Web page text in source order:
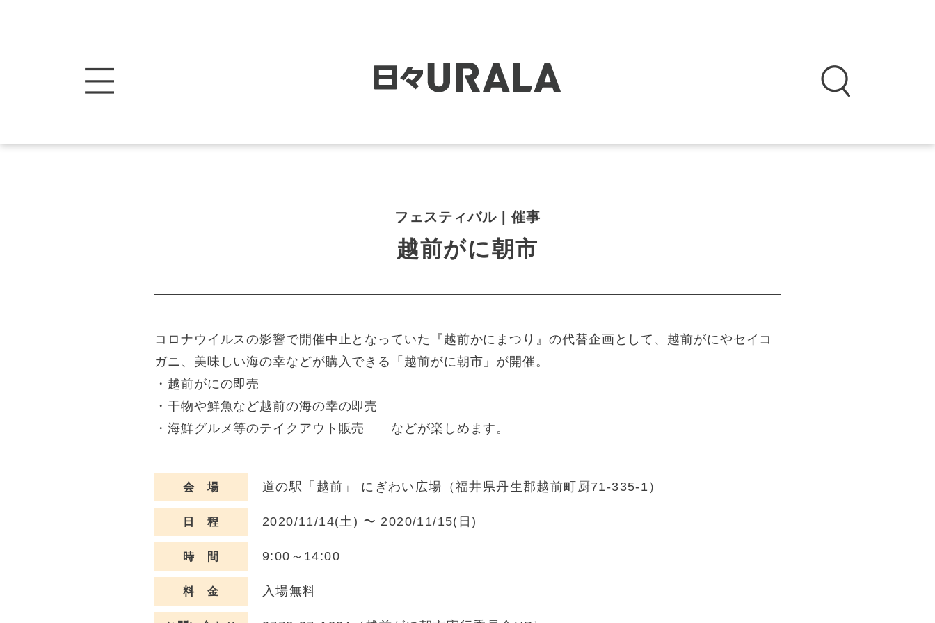
フェスティバル | 催事
越前がに朝市
コロナウイルスの影響で開催中止となっていた『越前かにまつり』の代替企画として、越前がにやセイコ
ガニ、美味しい海の幸などが購入できる「越前がに朝市」が開催。
・越前がにの即売
・干物や鮮魚など越前の海の幸の即売
・海鮮グルメ等のテイクアウト販売 などが楽しめます。
会 場 道の駅「越前」 にぎわい広場（福井県丹生郡越前町厨71-335-1）
日 程 2020/11/14(土) 〜 2020/11/15(日)
時 間 9:00～14:00
料 金 入場無料